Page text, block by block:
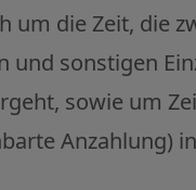
um die Zeit, die
und sonstigen
sowie um
Anzahlung)